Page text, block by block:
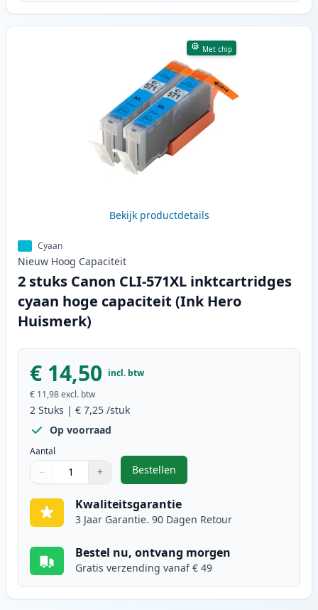
Met chip
Bekijk productdetails
Cyaan
Nieuw Hoog Capaciteit
2 stuks Canon CLI-571XL inktcartridges
cyaan hoge capaciteit (Ink Hero
Huismerk)
€ 14,50 incl. btw
€ 11,98excl. btw
2 Stuks | € 7,25 /stuk
Op voorraad
Aantal
Gebruik de knoppen om aan te passen
− +
1
Bestellen
,2 stuks Canon CLI-571XL
Kwaliteitsgarantie
3 Jaar Garantie. 90 Dagen Retour
Bestel nu, ontvang morgen
Gratis verzending vanaf € 49